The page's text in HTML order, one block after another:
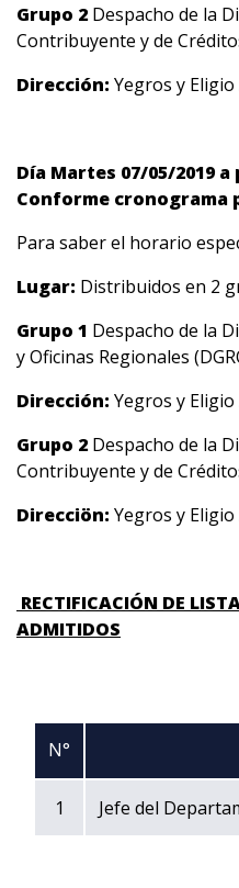
Grupo 2Despacho de la
Contribuyente y de
Dirección: Yegros y
Día Martes 07/05/2019
Conforme cronograma
Para saber el horario
Lugar: Distribuidos en 2
Grupo 1 Despacho de la
y Oficinas Regionales
Dirección: Yegros y
Grupo 2Despacho de la
Contribuyente y de
Direcciön: Yegros y
RECTIFICACIÓN DE
ADMITIDOS
N°
1 Jefe del